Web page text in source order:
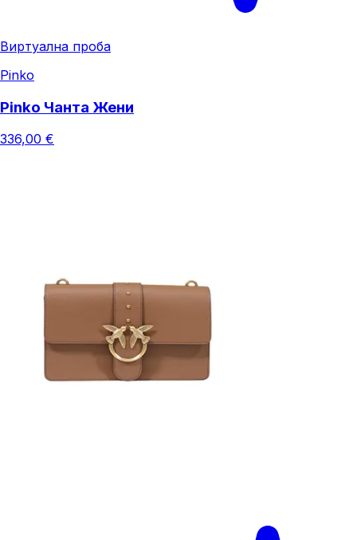
Виртуална проба
Pinko
Pinko Чанта Жени
336,00 €